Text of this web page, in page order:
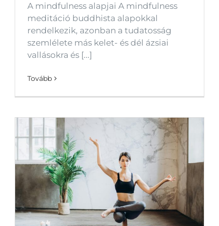
A mindfulness alapjai A mindfulness
meditáció buddhista alapokkal
rendelkezik, azonban a tudatosság
szemlélete más kelet- és dél ázsiai
vallásokra és [...]
Tovább